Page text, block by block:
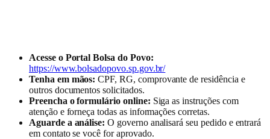
Acesse o Portal Bolsa do Povo:
https://www.bolsadopovo.sp.gov.br/
Tenha em mãos: CPF, RG, comprovante de residência e
outros documentos solicitados.
Preencha o formulário online: Siga as instruções com
atenção e forneça todas as informações corretas.
Aguarde a análise: O governo analisará seu pedido e entrará
em contato se você for aprovado.